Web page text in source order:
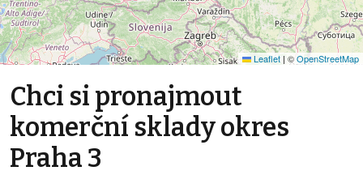
Leaflet | ©OpenStreetMap
Chci si pronajmout
komerční sklady okres
Praha 3